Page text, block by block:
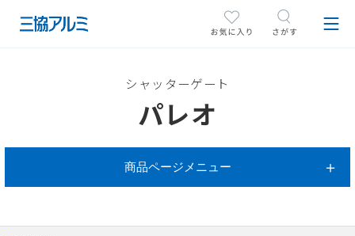
シャッターゲート
パレオ
商品ページメニュー